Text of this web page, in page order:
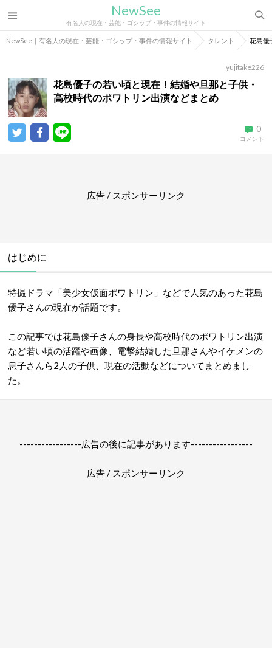
NewSee
有名人の現在・芸能・ゴシップ・事件の情報サイト
NewSee｜有名人の現在・芸能・ゴシップ・事件の情報サイト タレント 花島優
yujitake226
花島優子の若い頃と現在！結婚や旦那と子供・
高校時代のポワトリン出演などまとめ
0
コメント
広告 / スポンサーリンク
はじめに
特撮ドラマ「美少女仮面ポワトリン」などで人気のあった花島
優子さんの現在が話題です。
この記事では花島優子さんの身長や高校時代のポワトリン出演
など若い頃の活躍や画像、電撃結婚した旦那さんやイケメンの
息子さんら2人の子供、現在の活動などについてまとめまし
た。
-----------------広告の後に記事があります-----------------
広告 / スポンサーリンク